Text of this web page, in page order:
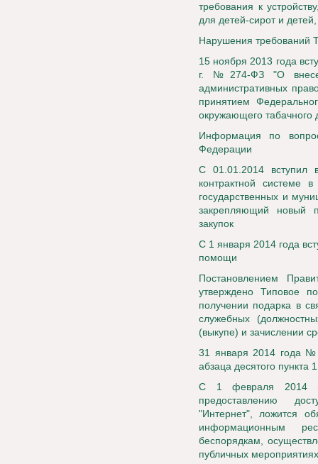
требования к
для детей-сирот и
Нарушения требований
15 ноября 2013 года
г. №274-ФЗ "О
административных
принятием
окружающего табачного
Информация по
Федерации
С 01.01.2014
контрактной системе
государственных и
закрепляющий новый
закупок
C 1 января 2014 года
помощи
Постановлением
утверждено Типовое
получении подарка в
служебных
(выкупе) и зачислении
31 января 2014 года №
абзаца десятого пункта
С 1 февраля 2014
предоставлению
"Интернет", ложится
информационным
беспорядкам,
публичных мероприятиях